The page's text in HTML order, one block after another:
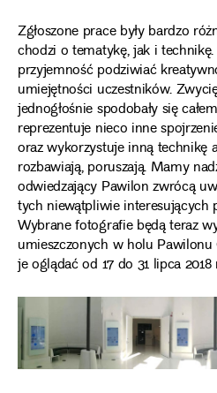
Zgłoszone prace były bardzo
chodzi o tematykę, jak i technikę.
przyjemność podziwiać
umiejętności uczestników.
jednogłośnie spodobały się
reprezentuje nieco inne
oraz wykorzystuje inną technikę
rozbawiają, poruszają. Mamy
odwiedzający Pawilon zwrócą
tych niewątpliwie interesujących
Wybrane fotografie będą teraz
umieszczonych w holu Pawilonu
je oglądać od 17 do 31 lipca 2018